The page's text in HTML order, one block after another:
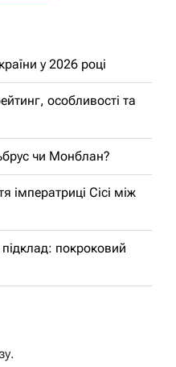
у 2026 році
особливості та
чи Монблан?
імператриці Сісі між
покроковий